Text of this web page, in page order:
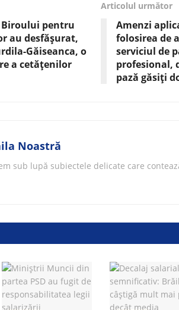
pentru
au desfășurat,
Găiseanca, o
a cetățenilor
Articolul următor
Amenzi
folosirea de
serviciul de
profesional,
pază găsiți
Noastră
sub lupă subiectele delicate care